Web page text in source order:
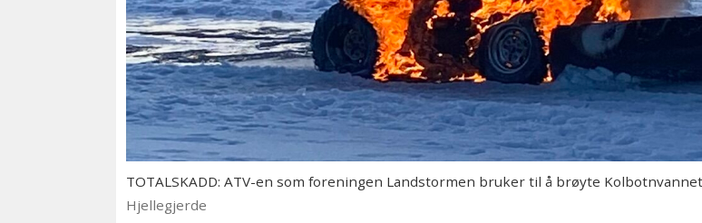
TOTALSKADD: ATV-en som foreningen Landstormen bruker til å brøyte
Hjellegjerde